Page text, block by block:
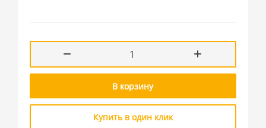
В корзину
Купить в один клик